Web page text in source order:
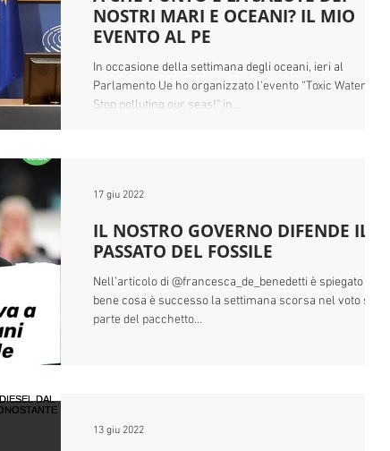
NOSTRI MARI E OCEANI? IL MIO
EVENTO AL PE
In occasione della settimana degli oceani, ieri al
Parlamento Ue ho organizzato l'evento “Toxic Waters.
Stop polluting our seas!" in...
IL NOSTRO GOVERNO DIFENDE IL
PASSATO DEL FOSSILE
Nell’articolo di @francesca_de_benedetti è spiegato molto
bene cosa è successo la settimana scorsa nel voto su
parte del pacchetto...
17 giu 2022
13 giu 2022